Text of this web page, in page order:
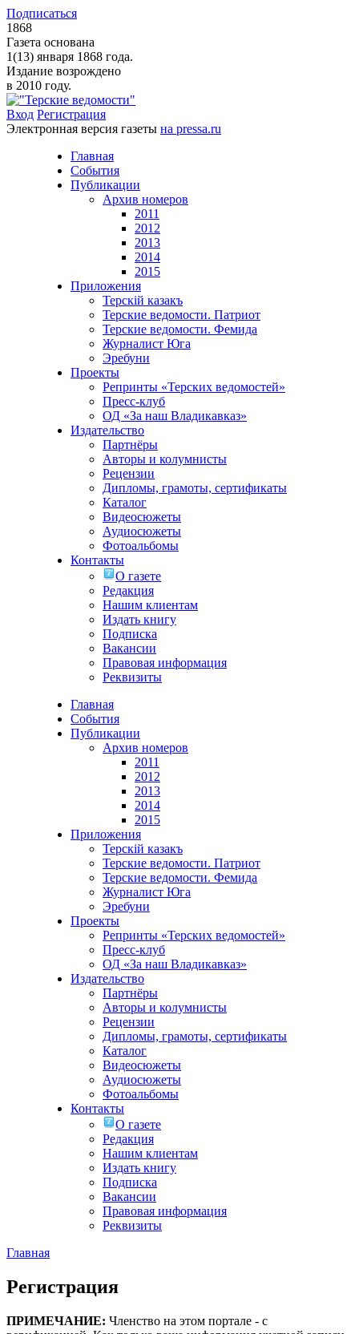
Подписаться
1868
Газета основана
1(13) января 1868 года.
Издание возрождено
в 2010 году.
Вход Регистрация
Электронная версия газеты на pressa.ru
Главная
События
Публикации
Архив номеров
2011
2012
2013
2014
2015
Приложения
Терскiй казакъ
Терские ведомости. Патриот
Терские ведомости. Фемида
Журналист Юга
Эребуни
Проекты
Репринты «Терских ведомостей»
Пресс-клуб
ОД «За наш Владикавказ»
Издательство
Партнёры
Авторы и колумнисты
Рецензии
Дипломы, грамоты, сертификаты
Каталог
Видеосюжеты
Аудиосюжеты
Фотоальбомы
Контакты
О газете
Редакция
Нашим клиентам
Издать книгу
Подписка
Вакансии
Правовая информация
Реквизиты
Главная
События
Публикации
Архив номеров
2011
2012
2013
2014
2015
Приложения
Терскiй казакъ
Терские ведомости. Патриот
Терские ведомости. Фемида
Журналист Юга
Эребуни
Проекты
Репринты «Терских ведомостей»
Пресс-клуб
ОД «За наш Владикавказ»
Издательство
Партнёры
Авторы и колумнисты
Рецензии
Дипломы, грамоты, сертификаты
Каталог
Видеосюжеты
Аудиосюжеты
Фотоальбомы
Контакты
О газете
Редакция
Нашим клиентам
Издать книгу
Подписка
Вакансии
Правовая информация
Реквизиты
Главная
Регистрация
ПРИМЕЧАНИЕ: Членство на этом портале - с